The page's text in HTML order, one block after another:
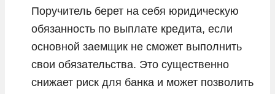
Поручитель берет на себя юридическую
обязанность по выплате кредита, если
основной заемщик не сможет выполнить
свои обязательства. Это существенно
снижает риск для банка и может позволить